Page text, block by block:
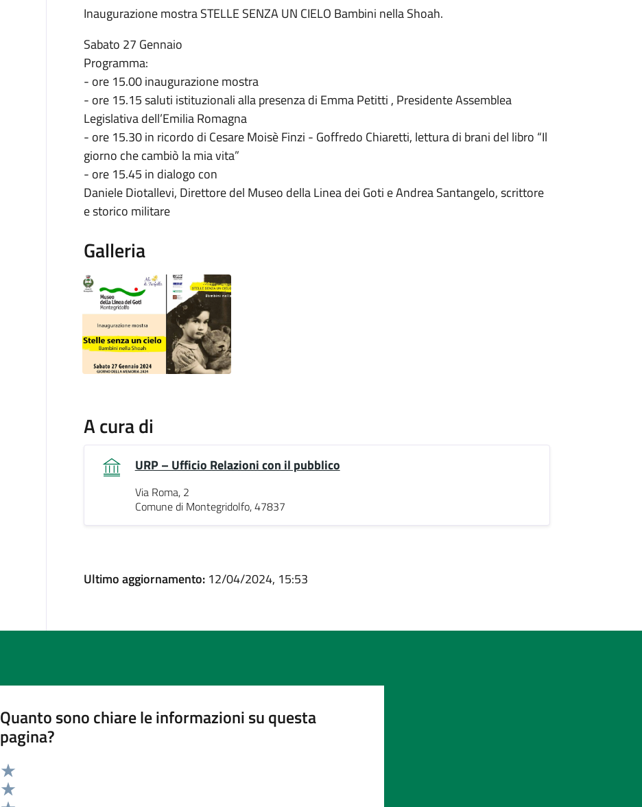
Inaugurazione mostra STELLE SENZA UN CIELO Bambini nella Shoah.
Sabato 27 Gennaio
Programma:
- ore 15.00 inaugurazione mostra
- ore 15.15 saluti istituzionali alla presenza di Emma Petitti , Presidente Assemblea
Legislativa dell’Emilia Romagna
- ore 15.30 in ricordo di Cesare Moisè Finzi - Goffredo Chiaretti, lettura di brani del libro “Il
giorno che cambiò la mia vita”
- ore 15.45 in dialogo con
Daniele Diotallevi, Direttore del Museo della Linea dei Goti e Andrea Santangelo, scrittore
e storico militare
Galleria
A cura di
URP – Ufficio Relazioni con il pubblico
Via Roma, 2
Comune di Montegridolfo, 47837
Ultimo aggiornamento: 12/04/2024, 15:53
Quanto sono chiare le informazioni su questa
pagina?
Valuta 5 stelle su 5